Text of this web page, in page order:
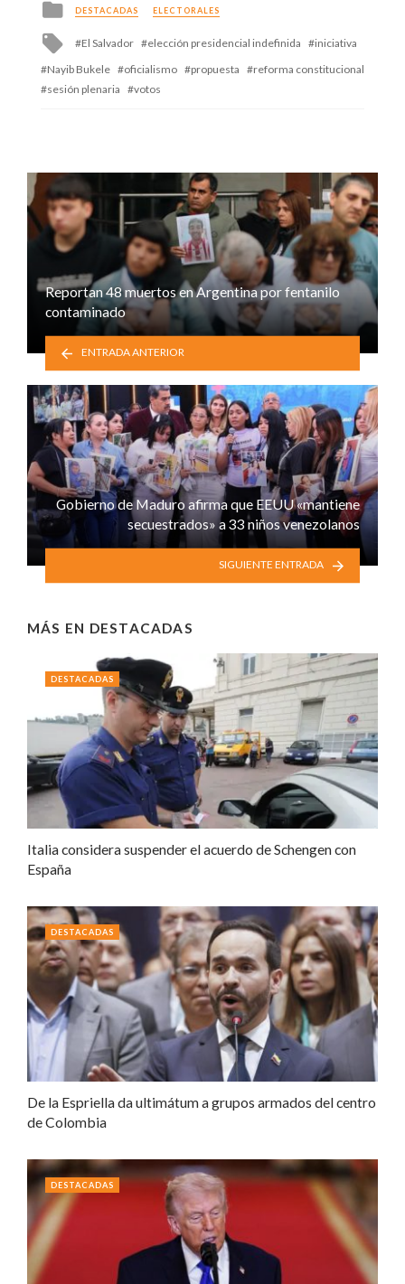
Posted
in
DESTACADAS ELECTORALES
Tagged
El Salvador elección presidencial indefinida
iniciativa
Nayib Bukele
oficialismo propuesta
reforma constitucional
sesión plenaria
votos
Reportan 48 muertos en Argentina por fentanilo
contaminado
ENTRADA ANTERIOR
Gobierno de Maduro afirma que EEUU «mantiene
secuestrados» a 33 niños venezolanos
SIGUIENTE ENTRADA
MÁS EN DESTACADAS
Italia considera suspender el acuerdo de Schengen con
España
DESTACADAS
De la Espriella da ultimátum a grupos armados del centro
de Colombia
DESTACADAS
DESTACADAS